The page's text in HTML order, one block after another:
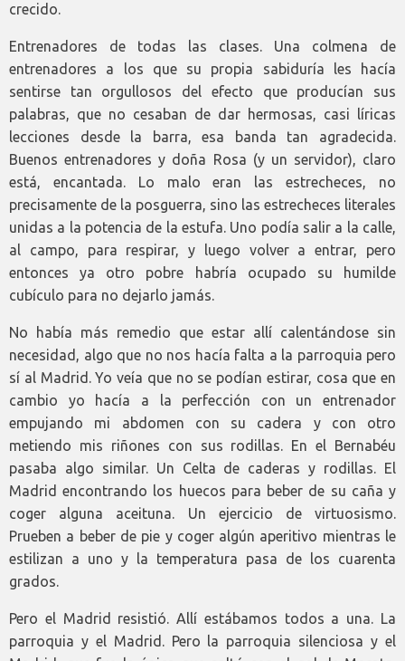
crecido.
Entrenadores de todas las clases. Una colmena de
entrenadores a los que su propia sabiduría les hacía
sentirse tan orgullosos del efecto que producían sus
palabras, que no cesaban de dar hermosas, casi líricas
lecciones desde la barra, esa banda tan agradecida.
Buenos entrenadores y doña Rosa (y un servidor), claro
está, encantada. Lo malo eran las estrecheces, no
precisamente de la posguerra, sino las estrecheces literales
unidas a la potencia de la estufa. Uno podía salir a la calle,
al campo, para respirar, y luego volver a entrar, pero
entonces ya otro pobre habría ocupado su humilde
cubículo para no dejarlo jamás.
No había más remedio que estar allí calentándose sin
necesidad, algo que no nos hacía falta a la parroquia pero
sí al Madrid. Yo veía que no se podían estirar, cosa que en
cambio yo hacía a la perfección con un entrenador
empujando mi abdomen con su cadera y con otro
metiendo mis riñones con sus rodillas. En el Bernabéu
pasaba algo similar. Un Celta de caderas y rodillas. El
Madrid encontrando los huecos para beber de su caña y
coger alguna aceituna. Un ejercicio de virtuosismo.
Prueben a beber de pie y coger algún aperitivo mientras le
estilizan a uno y la temperatura pasa de los cuarenta
grados.
Pero el Madrid resistió. Allí estábamos todos a una. La
parroquia y el Madrid. Pero la parroquia silenciosa y el